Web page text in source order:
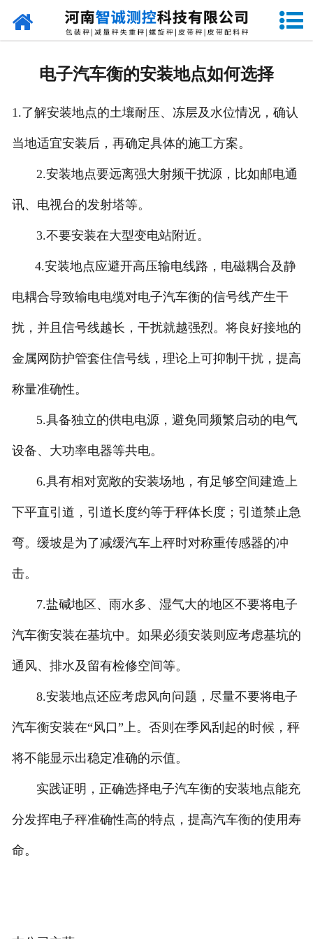
网站首页
联系我们
电子汽车衡的安装地点如何选择
1.了解安装地点的土壤耐压、冻层及水位情况，确认
当地适宜安装后，再确定具体的施工方案。
2.安装地点要远离强大射频干扰源，比如邮电通
讯、电视台的发射塔等。
3.不要安装在大型变电站附近。
4.安装地点应避开高压输电线路，电磁耦合及静
电耦合导致输电电缆对电子汽车衡的信号线产生干
扰，并且信号线越长，干扰就越强烈。将良好接地的
金属网防护管套住信号线，理论上可抑制干扰，提高
称量准确性。
5.具备独立的供电电源，避免同频繁启动的电气
设备、大功率电器等共电。
6.具有相对宽敞的安装场地，有足够空间建造上
下平直引道，引道长度约等于秤体长度；引道禁止急
弯。缓坡是为了减缓汽车上秤时对称重传感器的冲
击。
7.盐碱地区、雨水多、湿气大的地区不要将电子
汽车衡安装在基坑中。如果必须安装则应考虑基坑的
通风、排水及留有检修空间等。
8.安装地点还应考虑风向问题，尽量不要将电子
汽车衡安装在“风口”上。否则在季风刮起的时候，秤
将不能显示出稳定准确的示值。
实践证明，正确选择电子汽车衡的安装地点能充
分发挥电子秤准确性高的特点，提高汽车衡的使用寿
命。